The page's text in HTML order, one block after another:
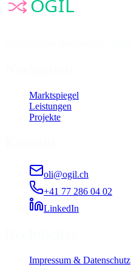
Marktspiegel
Leistungen
Projekte
oli@ogil.ch
+41 77 286 04 02
LinkedIn
Impressum & Datenschutz